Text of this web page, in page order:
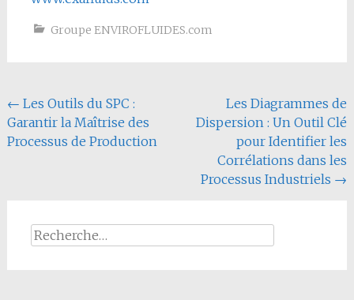
Groupe ENVIROFLUIDES.com
Navigation
de
← Les Outils du SPC :
Garantir la Maîtrise des
Processus de Production
Les Diagrammes de
Dispersion : Un Outil Clé
pour Identifier les
Corrélations dans les
Processus Industriels →
Rechercher :